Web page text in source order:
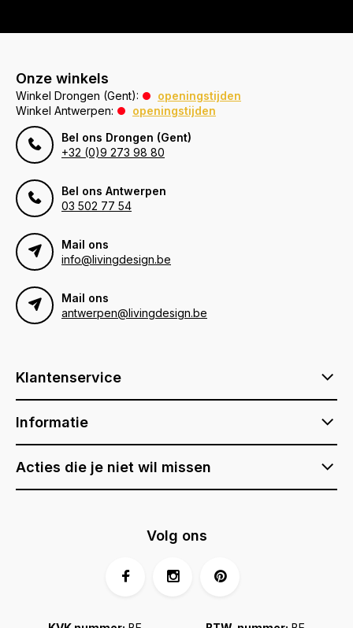
Onze winkels
Winkel Drongen (Gent):
openingstijden
Winkel Antwerpen:
openingstijden
Bel ons Drongen (Gent)
+32 (0)9 273 98 80
Bel ons Antwerpen
03 502 77 54
Mail ons
info@livingdesign.be
Mail ons
antwerpen@livingdesign.be
Klantenservice
Informatie
Acties die je niet wil missen
Volg ons